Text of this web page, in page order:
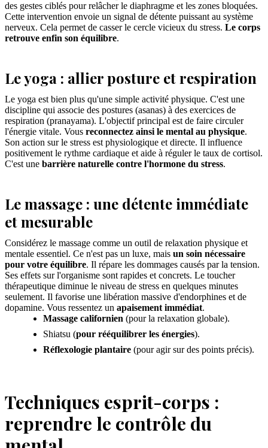
des gestes ciblés pour relâcher le diaphragme et les zones bloquées.
Cette intervention envoie un signal de détente puissant au système
nerveux. Cela permet de casser le cercle vicieux du stress. Le corps
retrouve enfin son équilibre.
Le yoga : allier posture et respiration
Le yoga est bien plus qu'une simple activité physique. C'est une
discipline qui associe des postures (asanas) à des exercices de
respiration (pranayama). L'objectif principal est de faire circuler
l'énergie vitale. Vous reconnectez ainsi le mental au physique.
Son action sur le stress est physiologique et directe. Il influence
positivement le rythme cardiaque et aide à réguler le taux de cortisol.
C'est une barrière naturelle contre l'hormone du stress.
Le massage : une détente immédiate
et mesurable
Considérez le massage comme un outil de relaxation physique et
mentale essentiel. Ce n'est pas un luxe, mais un soin nécessaire
pour votre équilibre. Il répare les dommages causés par la tension.
Ses effets sur l'organisme sont rapides et concrets. Le toucher
thérapeutique diminue le niveau de stress en quelques minutes
seulement. Il favorise une libération massive d'endorphines et de
dopamine. Vous ressentez un apaisement immédiat.
Massage californien (pour la relaxation globale).
Shiatsu (pour rééquilibrer les énergies).
Réflexologie plantaire (pour agir sur des points précis).
Techniques esprit-corps :
reprendre le contrôle du